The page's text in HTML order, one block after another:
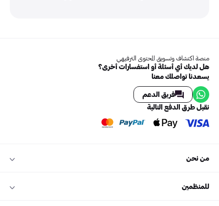
منصة اكتشاف وتسويق المحتوى الترفيهي
هل لديك أي أسئلة أو استفسارات أخرى؟
يسعدنا تواصلك معنا
فريق الدعم
نقبل طرق الدفع التالية
من نحن
للمنظمين